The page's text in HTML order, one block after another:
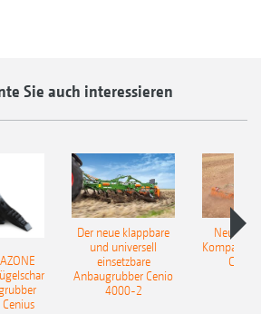
Sie auch interessieren
Der neue klappbare
und universell
einsetzbare
Anbaugrubber Cenio
4000-2
Neue